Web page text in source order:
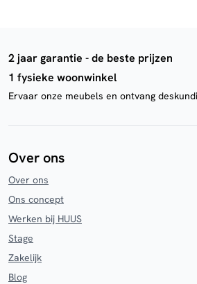
2 jaar garantie - de beste prijzen
1 fysieke woonwinkel
Ervaar onze meubels en ontvang
Over ons
Over ons
Ons concept
Werken bij HUUS
Stage
Zakelijk
Blog